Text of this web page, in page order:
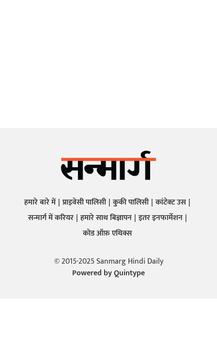
हमारे बारे में प्राइवेसी पालिसी कुकी पालिसी कांटेक्ट उस
सन्मार्ग में करियर हमारे साथ बिज्ञापन इतर इनफार्मेशन
कोड ऑफ़ एथिक्स
© 2015-2025 Sanmarg Hindi Daily
Powered byQuintype